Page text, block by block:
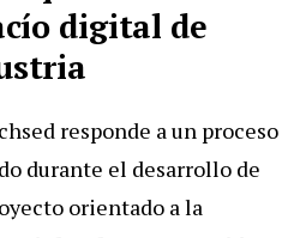
digital de
responde a un proceso
durante el desarrollo de
orientado a la